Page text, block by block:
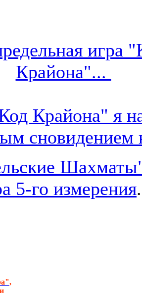
игра
Крайона"...
Крайона" я
сновидением
5-го измерения